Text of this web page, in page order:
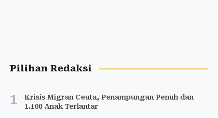
Pilihan Redaksi
1
Krisis Migran Ceuta, Penampungan Penuh dan
1.100 Anak Terlantar